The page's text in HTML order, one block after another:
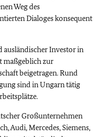
Weg des
Dialoges konsequent
ausländischer Investor in
maßgeblich zur
beigetragen. Rund
sind in Ungarn tätig
Großunternehmen
Audi, Mercedes, Siemens,